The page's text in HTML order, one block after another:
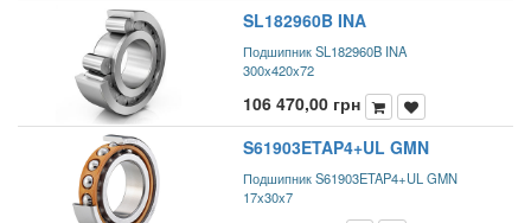
SL182960B INA
Подшипник SL182960B INA
300x420x72
106 470,00 грн
S61903ETAP4+UL GMN
Подшипник S61903ETAP4+UL GMN
17x30x7